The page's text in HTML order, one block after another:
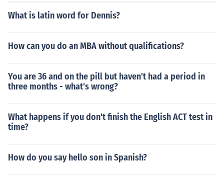
What is latin word for Dennis?
How can you do an MBA without qualifications?
You are 36 and on the pill but haven't had a period in
three months - what's wrong?
What happens if you don't finish the English ACT test in
time?
How do you say hello son in Spanish?